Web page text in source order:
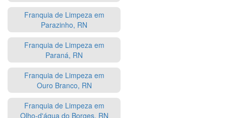
Franquia de Limpeza em
Parazinho, RN
Franquia de Limpeza em
Paraná, RN
Franquia de Limpeza em
Ouro Branco, RN
Franquia de Limpeza em
Olho-d'água do Borges, RN